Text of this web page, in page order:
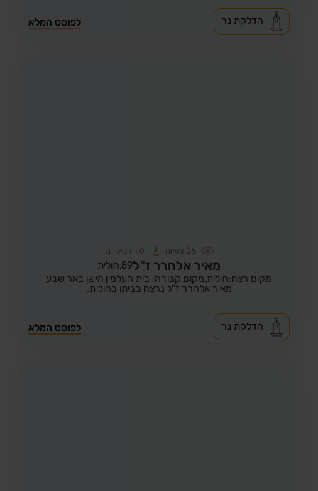
לפוסט המלא הדלקת נר
26 צפיות 0 הדליקו נר
מאיר אלחרר ז"ל59, חולית
מקום רצח:חולית,מקום קבורה: בית העלמין הישן באר שבע
מאיר אלחרר ז"ל נרצח בביתו בחולית.
לפוסט המלא הדלקת נר